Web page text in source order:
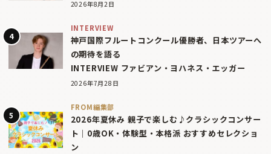
2026年8月2日
INTERVIEW
神戸国際フルートコンクール優勝者、日本ツアーへ
の期待を語る
INTERVIEW ファビアン・ヨハネス・エッガー
2026年7月28日
FROM編集部
2026年夏休み 親子で楽しむ♪クラシックコンサー
ト｜0歳OK・体験型・本格派 おすすめセレクショ
ン